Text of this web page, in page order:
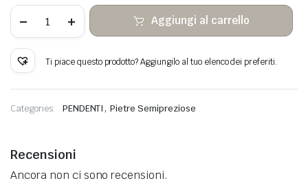
diaspro
rosso
pietra
grezza
Aggiungi al carrello
Ti piace questo prodotto? Aggiungilo al tuo elenco dei preferiti.
Categories: PENDENTI ,Pietre Semipreziose
Recensioni
Ancora non ci sono recensioni.